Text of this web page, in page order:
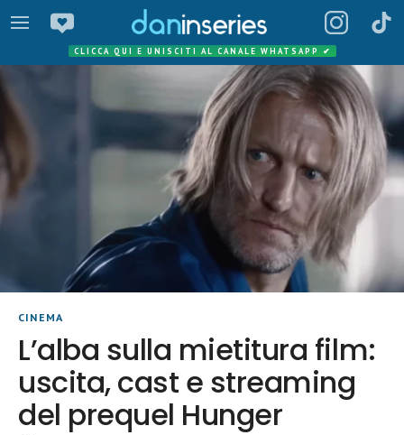
CLICCA QUI E UNISCITI AL CANALE WHATSAPP ✔
CINEMA
L’alba sulla mietitura film:
uscita, cast e streaming
del prequel Hunger